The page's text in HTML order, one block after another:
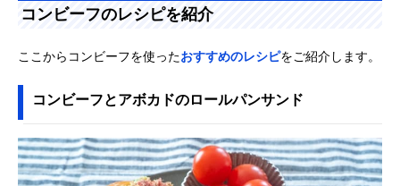
コンビーフのレシピを紹介
ここからコンビーフを使ったおすすめのレシピをご紹介します。
コンビーフとアボカドのロールパンサンド